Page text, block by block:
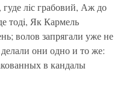
лiс грабовий, Аж до
тодi, Як Кармель
волов запрягали уже не
они одно и то же:
в кандалы